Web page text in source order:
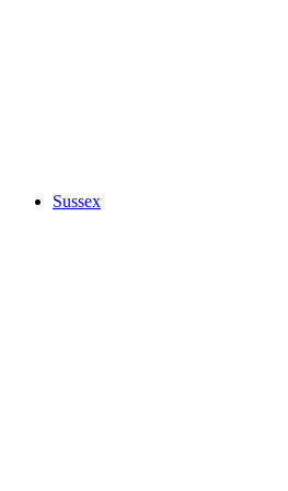
Sussex